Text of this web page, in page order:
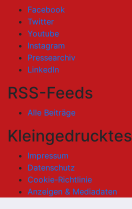
Facebook
Twitter
Youtube
Instagram
Pressearchiv
LinkedIn
RSS-Feeds
Alle Beiträge
Kleingedrucktes
Impressum
Datenschutz
Cookie-Richtlinie
Anzeigen & Mediadaten